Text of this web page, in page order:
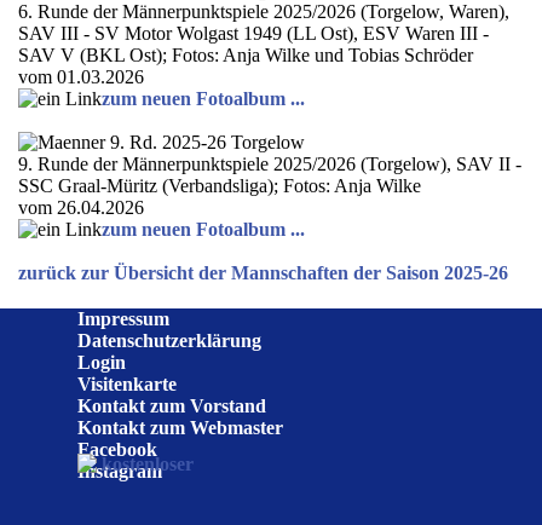
6. Runde der Männerpunktspiele 2025/2026 (Torgelow, Waren),
SAV III - SV Motor Wolgast 1949 (LL Ost), ESV Waren III -
SAV V (BKL Ost); Fotos: Anja Wilke und Tobias Schröder
vom 01.03.2026
zum neuen Fotoalbum ...
9. Runde der Männerpunktspiele 2025/2026 (Torgelow), SAV II -
SSC Graal-Müritz (Verbandsliga); Fotos: Anja Wilke
vom 26.04.2026
zum neuen Fotoalbum ...
zurück zur Übersicht der Mannschaften der Saison 2025-26
Impressum
Datenschutzerklärung
Login
Visitenkarte
Kontakt zum Vorstand
Kontakt zum Webmaster
Facebook
Instagram